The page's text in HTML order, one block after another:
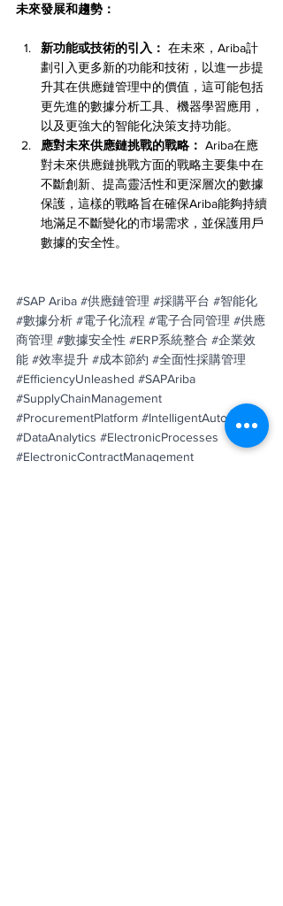
未來發展和趨勢：
新功能或技術的引入： 在未來，Ariba計
劃引入更多新的功能和技術，以進一步提
升其在供應鏈管理中的價值，這可能包括
更先進的數據分析工具、機器學習應用，
以及更強大的智能化決策支持功能。
應對未來供應鏈挑戰的戰略： Ariba在應
對未來供應鏈挑戰方面的戰略主要集中在
不斷創新、提高靈活性和更深層次的數據
保護，這樣的戰略旨在確保Ariba能夠持續
地滿足不斷變化的市場需求，並保護用戶
數據的安全性。
#SAP Ariba #供應鏈管理 #採購平台 #智能化
#數據分析 #電子化流程 #電子合同管理 #供應
商管理 #數據安全性 #ERP系統整合 #企業效
能 #效率提升 #成本節約 #全面性採購管理
#EfficiencyUnleashed #SAPAriba
#SupplyChainManagement
#ProcurementPlatform #IntelligentAutomation
#DataAnalytics #ElectronicProcesses
#ElectronicContractManagement